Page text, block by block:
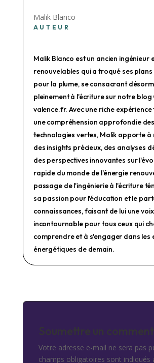
Malik Blanco
AUTEUR
Malik Blanco est un ancien ingénieur
renouvelables qui a troqué ses plans
pour la plume, se consacrant
pleinement à l'écriture sur notre blog
valence.fr. Avec une riche
une compréhension approfondie des
technologies vertes, Malik apporte à
des insights précieux, des analyses
des perspectives innovantes sur
rapide du monde de l'énergie
passage de l'ingénierie à l'écriture
sa passion pour l'éducation et le
connaissances, faisant de lui une voix
incontournable pour tous ceux qui
comprendre et à s'engager dans les
énergétiques de demain.
Soumettre un
Votre adresse e-mail ne sera pas
champs obligatoires sont indiqués